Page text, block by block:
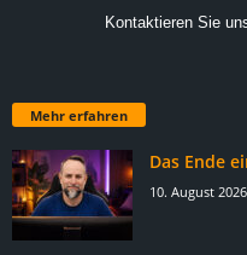
Kontaktieren Sie
Mehr erfahren
Das Ende
10. August 2026